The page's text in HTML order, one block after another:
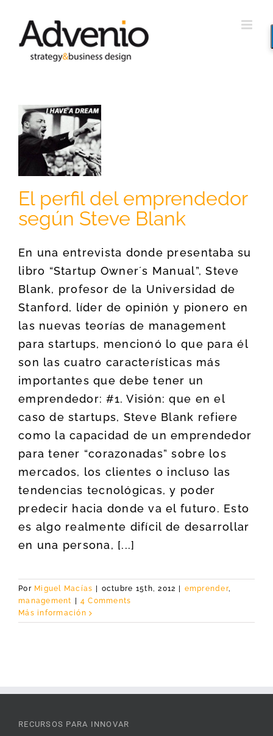
contenido
El perfil del emprendedor
según Steve Blank
En una entrevista donde presentaba su
libro “Startup Owner´s Manual”, Steve
Blank, profesor de la Universidad de
Stanford, líder de opinión y pionero en
las nuevas teorías de management
para startups, mencionó lo que para él
son las cuatro características más
importantes que debe tener un
emprendedor: #1. Visión: que en el
caso de startups, Steve Blank refiere
como la capacidad de un emprendedor
para tener “corazonadas” sobre los
mercados, los clientes o incluso las
tendencias tecnológicas, y poder
predecir hacia donde va el futuro. Esto
es algo realmente difícil de desarrollar
en una persona, [...]
Por Miguel Macías octubre 15th, 2012 emprender,
management
4 Comments
Más información
RECURSOS PARA INNOVAR